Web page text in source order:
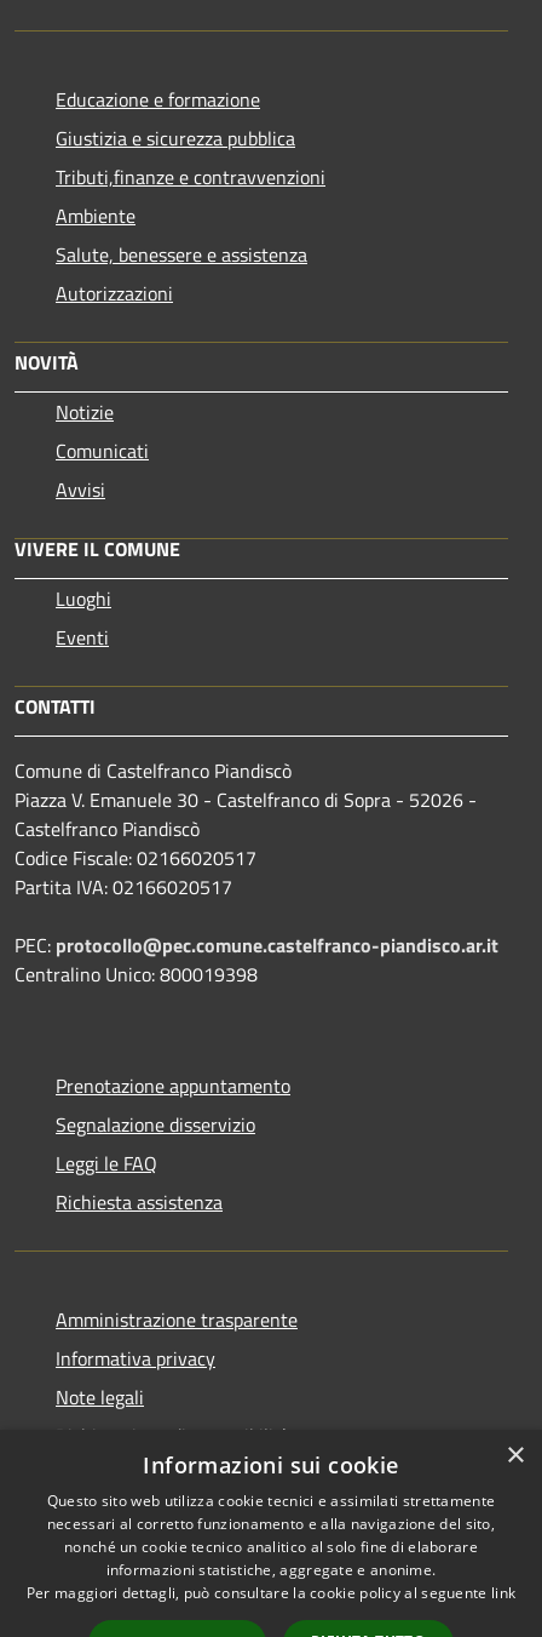
Educazione e formazione
Giustizia e sicurezza pubblica
Tributi,finanze e contravvenzioni
Ambiente
Salute, benessere e assistenza
Autorizzazioni
NOVITÀ
Notizie
Comunicati
Avvisi
VIVERE IL COMUNE
Luoghi
Eventi
CONTATTI
Comune di Castelfranco Piandiscò
Piazza V. Emanuele 30 - Castelfranco di Sopra - 52026 -
Castelfranco Piandiscò
Codice Fiscale: 02166020517
Partita IVA: 02166020517
PEC: protocollo@pec.comune.castelfranco-piandisco.ar.it
Centralino Unico: 800019398
Prenotazione appuntamento
Segnalazione disservizio
Leggi le FAQ
Richiesta assistenza
Amministrazione trasparente
Informativa privacy
Note legali
Dichiarazione di accessibilità
Accessibilità
Copyright © 2025 •
Comune di Castelfranco
Piandiscò • Powered by
×
Informazioni sui cookie
Questo sito web utilizza cookie tecnici e assimilati strettamente
necessari al corretto funzionamento e alla navigazione del sito,
nonché un cookie tecnico analitico al solo fine di elaborare
informazioni statistiche, aggregate e anonime.
Per maggiori dettagli, può consultare la cookie policy al seguente link